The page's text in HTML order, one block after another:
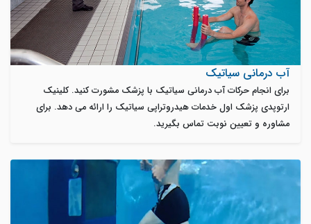
آب درمانی سیاتیک
برای انجام حرکات آب درمانی سیاتیک با پزشک مشورت کنید. کلینیک
ارتوپدی پزشک اول خدمات هیدروتراپی سیاتیک را ارائه می دهد. برای
مشاوره و تعیین نوبت تماس بگیرید.